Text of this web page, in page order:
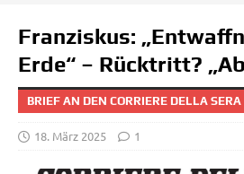
Franziskus:
Erde“ – Rücktritt?
BRIEF AN DEN CORRIERE DELLA SERA
18. März 2025 1